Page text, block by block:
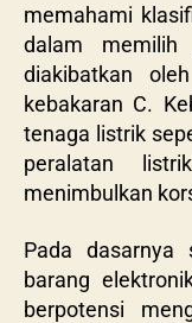
memahami
dalam memilih
diakibatkan
kebakaran C.
tenaga listrik
peralatan
menimbulkan
Pada dasarnya
barang
berpotensi